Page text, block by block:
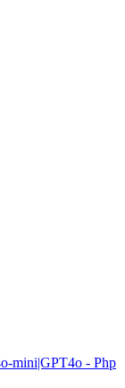
mini|GPT4o - Php